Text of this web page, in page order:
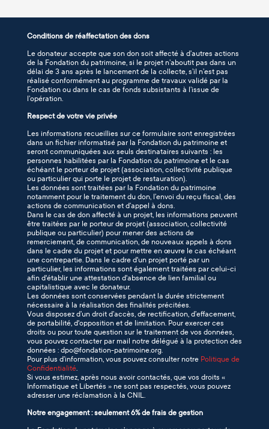
Conditions de réaffectation des dons
Le donateur accepte que son don soit affecté à d’autres actions
de la Fondation du patrimoine, si le projet n’aboutit pas dans un
délai de 3 ans après le lancement de la collecte, s’il n’est pas
réalisé conformément au programme de travaux validé par la
Fondation ou dans le cas de fonds subsistants à l’issue de
l’opération.
Respect de votre vie privée
Les informations recueillies sur ce formulaire sont enregistrées
dans un fichier informatisé par la Fondation du patrimoine et
seront communiquées aux seuls destinataires suivants : les
personnes habilitées par la Fondation du patrimoine et le cas
échéant le porteur de projet (association, collectivité publique
ou particulier qui porte le projet de restauration).
Les données sont traitées par la Fondation du patrimoine
notamment pour le traitement du don, l’envoi du reçu fiscal, des
actions de communication et d’appel à dons.
Dans le cas de don affecté à un projet, les informations peuvent
être traitées par le porteur de projet (association, collectivité
publique ou particulier) pour mener des actions de
remerciement, de communication, de nouveaux appels à dons
dans le cadre du projet et pour mettre en œuvre le cas échéant
une contrepartie. Dans le cadre d'un projet porté par un
particulier, les informations sont également traitées par celui-ci
afin d'établir une attestation d'absence de lien familial ou
capitalistique avec le donateur.
Les données sont conservées pendant la durée strictement
nécessaire à la réalisation des finalités précitées.
Vous disposez d’un droit d’accès, de rectification, d’effacement,
de portabilité, d'opposition et de limitation. Pour exercer ces
droits ou pour toute question sur le traitement de vos données,
vous pouvez contacter par mail notre délégué à la protection des
données : dpo@fondation-patrimoine.org.
Pour plus d’information, vous pouvez consulter notre Politique de
Confidentialité.
Si vous estimez, après nous avoir contactés, que vos droits «
Informatique et Libertés » ne sont pas respectés, vous pouvez
adresser une réclamation à la CNIL.
Notre engagement : seulement 6% de frais de gestion